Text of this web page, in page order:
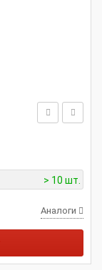
> 10 шт.
Аналоги